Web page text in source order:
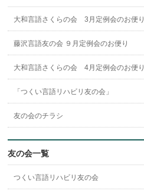
大和言語さくらの会 3月定例会のお便り
藤沢言語友の会 ９月定例会のお便り
大和言語さくらの会 4月定例会のお便り
「つくい言語リハビリ友の会」
友の会のチラシ
友の会一覧
つくい言語リハビリ友の会